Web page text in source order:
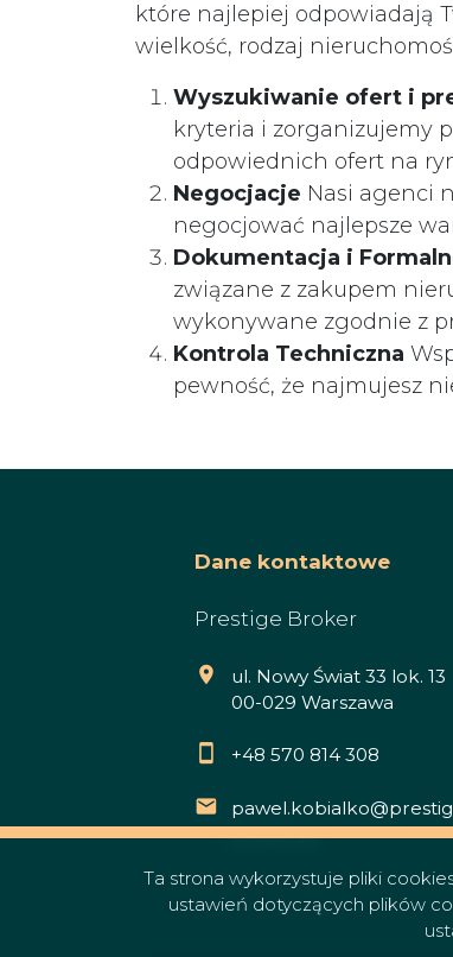
które najlepiej odpowiadają
wielkość, rodzaj
Wyszukiwanie ofert i
kryteria i zorganizujemy
odpowiednich ofert na
Negocjacje Nasi agenci
negocjować najlepsze
Dokumentacja i
związane z zakupem
wykonywane zgodnie z
Kontrola Techniczna
pewność, że najmujesz
Dane kontaktowe
Prestige Broker
ul. Nowy Świat 33 lok. 13
00-029 Warszawa
+48 570 814 308
broker.pl
Ta strona wykorzystuje pliki
ustawień dotyczących plików